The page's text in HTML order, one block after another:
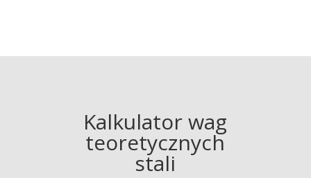
Kalkulator wag
teoretycznych
stali